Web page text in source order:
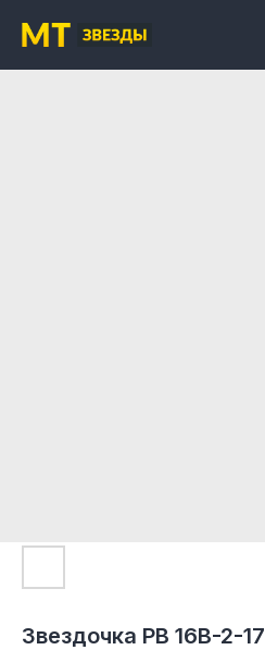
Звездочка PB 16B-2-17